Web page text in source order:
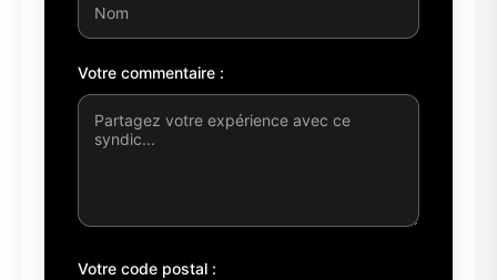
Votre commentaire :
Votre code postal :